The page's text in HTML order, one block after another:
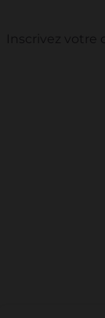
Inscrivez votre